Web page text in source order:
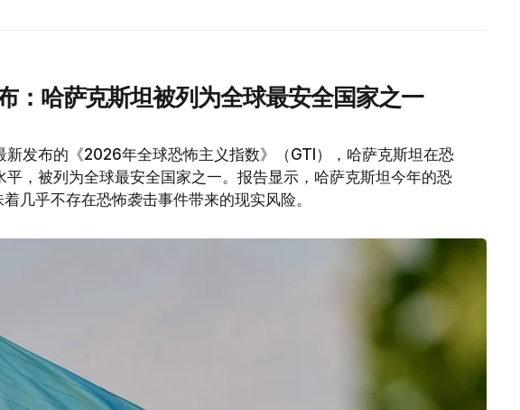
：哈萨克斯坦被列为全球最安全国家之一
新发布的《2026年全球恐怖主义指数》（GTI），哈萨克斯坦在恐
，被列为全球最安全国家之一。报告显示，哈萨克斯坦今年的恐
几乎不存在恐怖袭击事件带来的现实风险。